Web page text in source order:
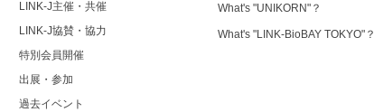
LINK-J主催・共催
LINK-J協賛・協力
特別会員開催
出展・参加
過去イベント
What's "UNIKORN"？
What's "LINK-BioBAY TOKYO"？